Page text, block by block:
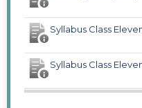
Syllabus Class
Syllabus Class